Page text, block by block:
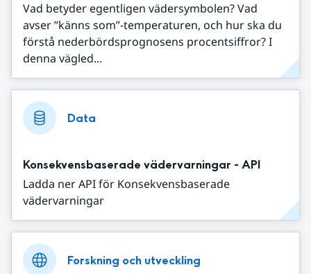
Vad betyder egentligen vädersymbolen? Vad
avser ”känns som”-temperaturen, och hur ska du
förstå nederbördsprognosens procentsiffror? I
denna vägled...
Data
Konsekvensbaserade vädervarningar - API
Ladda ner API för Konsekvensbaserade
vädervarningar
Forskning och utveckling